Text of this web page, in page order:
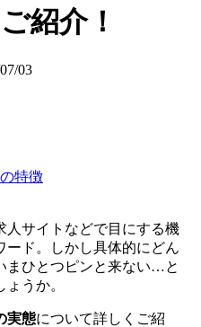
紹介！
03
特徴
人サイトなどで目にする機
ード。しかし具体的にどん
まひとつピンと来ない…と
うか。
実態について詳しくご紹